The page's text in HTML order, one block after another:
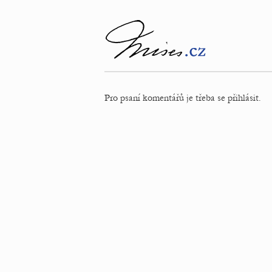
Pro psaní komentářů je třeba se přihlásit.